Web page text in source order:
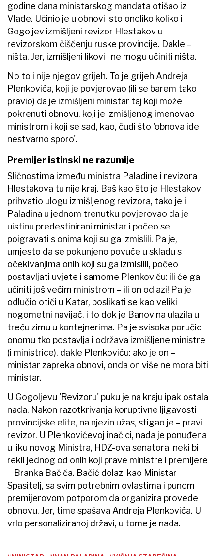
godine dana ministarskog mandata otišao iz
Vlade. Učinio je u obnovi isto onoliko koliko i
Gogoljev izmišljeni revizor Hlestakov u
revizorskom čišćenju ruske provincije. Dakle –
ništa. Jer, izmišljeni likovi i ne mogu učiniti ništa.
No to i nije njegov grijeh. To je grijeh Andreja
Plenkovića, koji je povjerovao (ili se barem tako
pravio) da je izmišljeni ministar taj koji može
pokrenuti obnovu, koji je izmišljenog imenovao
ministrom i koji se sad, kao, čudi što 'obnova ide
nestvarno sporo'.
Premijer istinski ne razumije
Sličnostima između ministra Paladine i revizora
Hlestakova tu nije kraj. Baš kao što je Hlestakov
prihvatio ulogu izmišljenog revizora, tako je i
Paladina u jednom trenutku povjerovao da je
uistinu predestinirani ministar i počeo se
poigravati s onima koji su ga izmislili. Pa je,
umjesto da se pokunjeno povuče u skladu s
očekivanjima onih koji su ga izmislili, počeo
postavljati uvjete i samome Plenkoviću: ili će ga
učiniti još većim ministrom – ili on odlazi! Pa je
odlučio otići u Katar, poslikati se kao veliki
nogometni navijač, i to dok je Banovina ulazila u
treću zimu u kontejnerima. Pa je svisoka poručio
onomu tko postavlja i održava izmišljene ministre
(i ministrice), dakle Plenkoviću: ako je on –
ministar zapreka obnovi, onda on više ne mora biti
ministar.
U Gogoljevu 'Revizoru' puku je na kraju ipak ostala
nada. Nakon razotkrivanja koruptivne ljigavosti
provincijske elite, na njezin užas, stigao je – pravi
revizor. U Plenkovićevoj inačici, nada je ponuđena
u liku novog Ministra, HDZ-ova senatora, neki bi
rekli jednog od onih koji prave ministre i premijere
– Branka Bačića. Bačić dolazi kao Ministar
Spasitelj, sa svim potrebnim ovlastima i punom
premijerovom potporom da organizira provede
obnovu. Jer, time spašava Andreja Plenkovića. U
vrlo personaliziranoj državi, u tome je nada.